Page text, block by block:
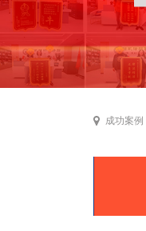
成功案例